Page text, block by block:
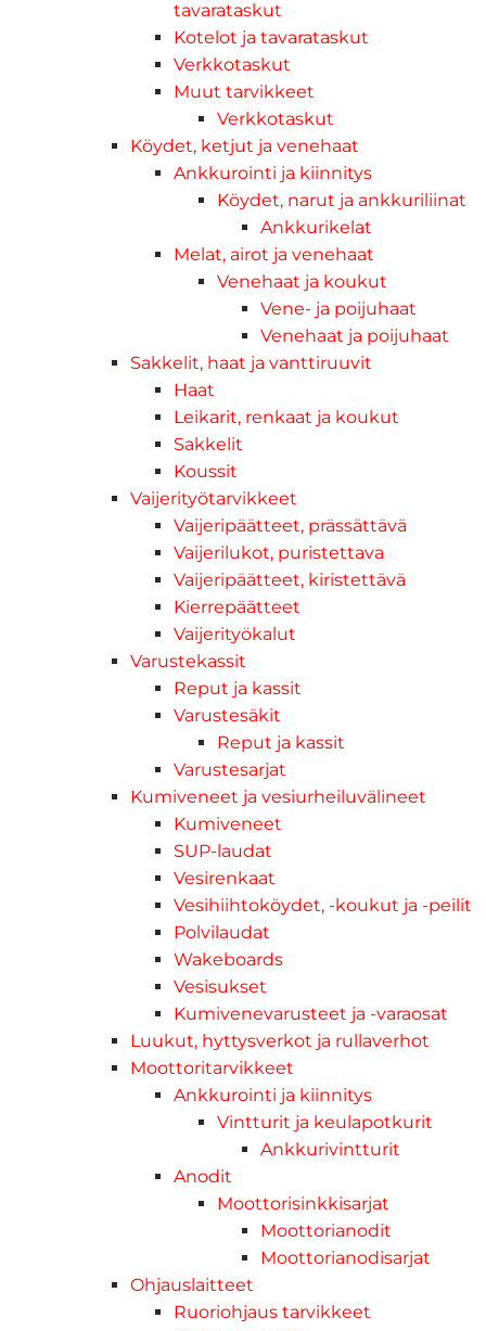
tavarataskut
Kotelot ja tavarataskut
Verkkotaskut
Muut tarvikkeet
Verkkotaskut
Köydet, ketjut ja venehaat
Ankkurointi ja kiinnitys
Köydet, narut ja ankkuriliinat
Ankkurikelat
Melat, airot ja venehaat
Venehaat ja koukut
Vene- ja poijuhaat
Venehaat ja poijuhaat
Sakkelit, haat ja vanttiruuvit
Haat
Leikarit, renkaat ja koukut
Sakkelit
Koussit
Vaijerityötarvikkeet
Vaijeripäätteet, prässättävä
Vaijerilukot, puristettava
Vaijeripäätteet, kiristettävä
Kierrepäätteet
Vaijerityökalut
Varustekassit
Reput ja kassit
Varustesäkit
Reput ja kassit
Varustesarjat
Kumiveneet ja vesiurheiluvälineet
Kumiveneet
SUP-laudat
Vesirenkaat
Vesihiihtoköydet, -koukut ja -peilit
Polvilaudat
Wakeboards
Vesisukset
Kumivenevarusteet ja -varaosat
Luukut, hyttysverkot ja rullaverhot
Moottoritarvikkeet
Ankkurointi ja kiinnitys
Vintturit ja keulapotkurit
Ankkurivintturit
Anodit
Moottorisinkkisarjat
Moottorianodit
Moottorianodisarjat
Ohjauslaitteet
Ruoriohjaus tarvikkeet